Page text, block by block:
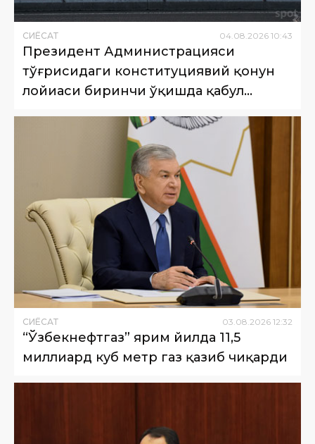
СИËСАТ 04.08.2026 10:43
Президент Администрацияси
тўғрисидаги конституциявий қонун
лойиҳаси биринчи ўқишда қабул
СИËСАТ 03.08.2026 12:32
“Ўзбекнефтгаз” ярим йилда 11,5
миллиард куб метр газ қазиб чиқарди